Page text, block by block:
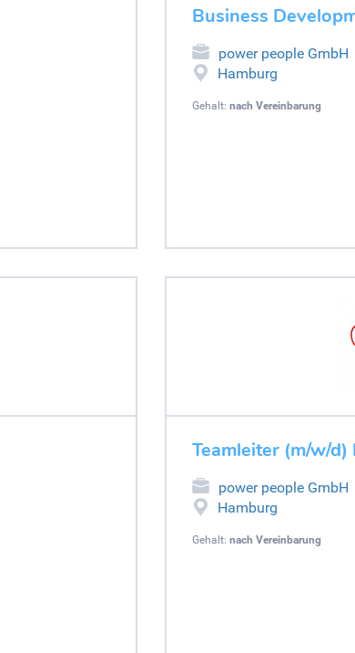
Business
power people GmbH
Hamburg
Gehalt: nach Vereinbarung
Teamleiter (m/w/
power people GmbH
Hamburg
Gehalt: nach Vereinbarung